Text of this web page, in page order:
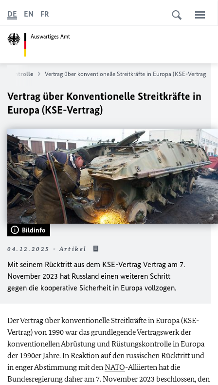
Auswärtiges Amt
DE EN FR
Vertrag über konventionelle Streitkräfte in Europa (KSE-Vertrag
Vertrag über Konventionelle Streitkräfte in
Europa (KSE-Vertrag)
Bildinfo
04.12.2025 - Artikel
Mit seinem Rücktritt aus dem KSE-Vertrag Vertrag am 7.
November 2023 hat Russland einen weiteren Schritt
gegen die kooperative Sicherheit in Europa vollzogen.
Der Vertrag über konventionelle Streitkräfte in Europa (KSE-
Vertrag) von 1990 war das grundlegende Vertragswerk der
konventionellen Abrüstung und Rüstungskontrolle in Europa
der 1990er Jahre. In Reaktion auf den russischen Rücktritt und
in enger Abstimmung mit den NATO-Alliierten hat die
Bundesregierung daher am 7. November 2023 beschlossen, den